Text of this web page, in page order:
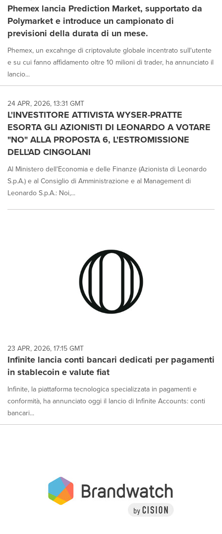
Phemex lancia Prediction Market, supportato da
Polymarket e introduce un campionato di
previsioni della durata di un mese.
Phemex, un excahnge di criptovalute globale incentrato sull'utente
e su cui fanno affidamento oltre 10 milioni di trader, ha annunciato il
lancio...
24 APR, 2026, 13:31 GMT
L'INVESTITORE ATTIVISTA WYSER-PRATTE
ESORTA GLI AZIONISTI DI LEONARDO A VOTARE
"NO" ALLA PROPOSTA 6, L'ESTROMISSIONE
DELL'AD CINGOLANI
Al Ministero dell'Economia e delle Finanze (Azionista di Leonardo
S.p.A.) e al Consiglio di Amministrazione e al Management di
Leonardo S.p.A.: Noi,...
23 APR, 2026, 17:15 GMT
Infinite lancia conti bancari dedicati per pagamenti
in stablecoin e valute fiat
Infinite, la piattaforma tecnologica specializzata in pagamenti e
conformità, ha annunciato oggi il lancio di Infinite Accounts: conti
bancari...